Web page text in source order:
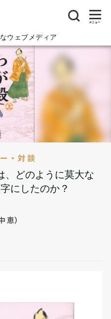
ウェブメディア
メニュー
・対談
、どのように莫大な
にしたのか？
恵）